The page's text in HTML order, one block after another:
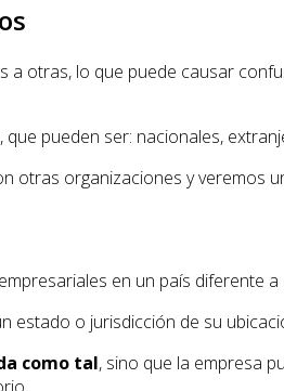
a otras, lo que puede causar
pueden ser: nacionales,
otras organizaciones y veremos
en un país diferente
estado o jurisdicción de su
como tal, sino que la empresa